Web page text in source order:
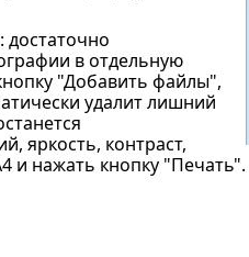
в отдельную
"Добавить файлы",
удалит лишний
яркость, контраст,
и нажать кнопку "Печать".